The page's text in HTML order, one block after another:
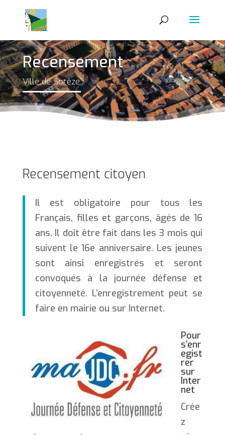
Recensement
Ville de Sorèze
Recensement citoyen
Il est obligatoire pour tous les
Français, filles et garçons, âgés de 16
ans. Il doit être fait dans les 3 mois qui
suivent le 16e anniversaire. Les jeunes
sont ainsi enregistrés et seront
convoqués à la journée défense et
citoyenneté. L’enregistrement peut se
faire en mairie ou sur Internet.
Pour
s’enr
egist
rer
sur
Inter
net
Crée
z